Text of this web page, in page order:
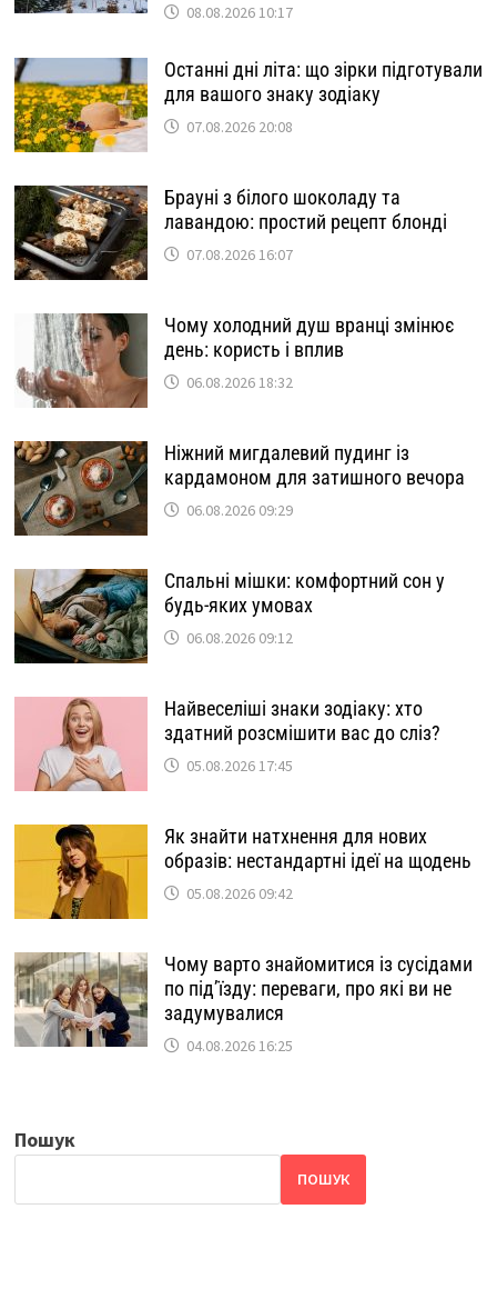
08.08.2026 10:17
Останні дні літа: що зірки підготували
для вашого знаку зодіаку
07.08.2026 20:08
Брауні з білого шоколаду та
лавандою: простий рецепт блонді
07.08.2026 16:07
Чому холодний душ вранці змінює
день: користь і вплив
06.08.2026 18:32
Ніжний мигдалевий пудинг із
кардамоном для затишного вечора
06.08.2026 09:29
Спальні мішки: комфортний сон у
будь-яких умовах
06.08.2026 09:12
Найвеселіші знаки зодіаку: хто
здатний розсмішити вас до сліз?
05.08.2026 17:45
Як знайти натхнення для нових
образів: нестандартні ідеї на щодень
05.08.2026 09:42
Чому варто знайомитися із сусідами
по під’їзду: переваги, про які ви не
задумувалися
04.08.2026 16:25
Пошук
ПОШУК